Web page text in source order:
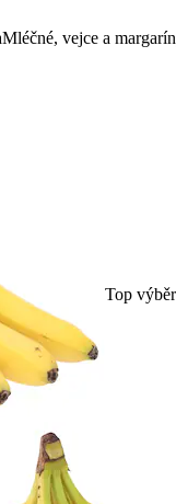
Mléčné, vejce a
Top výběr